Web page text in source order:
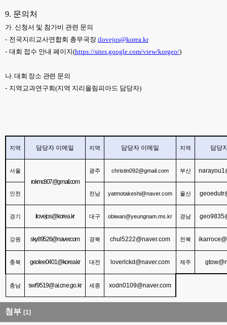
9. 문의처
가 신청서 및 참가비 관련 문의
- 전국지리교사연합회 총무국장 ilovejos@korea.kr
- 대회 접수 안내 페이지(https://sites.google.com/view/korgeo/)
나.대회 장소 관련 문의
- 지역교과연구회(지역 지리올림피아드 담당자)
지역 담당자 이메일 지역 담당자 이메일 지역 담당
서울
rokmc807@gmail.com
광주 christin092@gmail.com 부산
인천 전남 yatmotakeshi@naver.com 울산
경기 ilovejos@korea.kr 대구 obiwan@yeungnam.ms.kr 경남
강원 sky89526@naver.com 경북 chul5222@naver.com 전북
충북 geolee0401@korea.kr 대전 loverlckd@naver.com 제주
충남 swf9519@ai.cne.go.kr 세종 xodn0109@naver.com
첨부 [1]